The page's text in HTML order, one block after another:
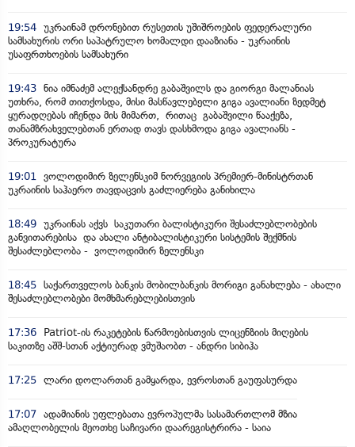
19:54 უკრაინამ დრონებით რუსეთის უშიშროების ფედერალური
სამსახურის ორი საპატრულო ხომალდი დააზიანა - უკრაინის
უსაფრთხოების სამსახური
19:43 ნია იმნაძემ ალექსანდრე გაბაშვილს და გიორგი მალანიას
უთხრა, რომ თითქოსდა, მისი მასწავლებელი გიგა ავალიანი ზედმეტ
ყურადღებას იჩენდა მის მიმართ, რითაც გაბაშვილი წააქეზა,
თანამზრახველებთან ერთად თავს დასხმოდა გიგა ავალიანს -
პროკურატურა
19:01
ვოლოდიმირ ზელენსკიმ ნორვეგიის პრემიერ-მინისტრთან
უკრაინის საჰაერო თავდაცვის გაძლიერება განიხილა
18:49 უკრაინას აქვს საკუთარი ბალისტიკური შესაძლებლობების
განვითარებისა და ახალი ანტიბალისტიკური სისტემის შექმნის
შესაძლებლობა - ვოლოდიმირ ზელენსკი
18:45 საქართველოს ბანკის მობილბანკის მორიგი განახლება - ახალი
შესაძლებლობები მომხმარებლებისთვის
17:36
Patriot-ის რაკეტების წარმოებისთვის ლიცენზიის მიღების
საკითზე აშშ-სთან აქტიურად ვმუშაობთ - ანდრი სიბიჰა
17:25 ლარი დოლართან გამყარდა, ევროსთან გაუფასურდა
17:07 ადამიანის უფლებათა ევროპულმა სასამართლომ მზია
ამაღლობელის მეოთხე საჩივარი დაარეგისტრირა - საია